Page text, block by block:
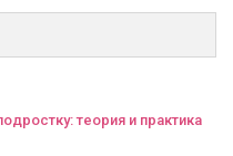
теория и практика